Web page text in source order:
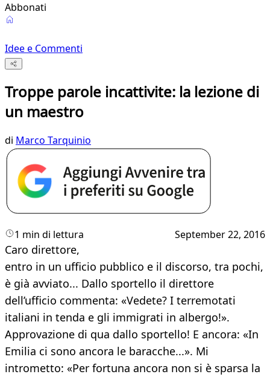
Abbonati
Idee e Commenti
Troppe parole incattivite: la lezione di
un maestro
di Marco Tarquinio
1 min di lettura September 22, 2016
Caro direttore,
entro in un ufficio pubblico e il discorso, tra pochi,
è già avviato... Dallo sportello il direttore
dell’ufficio commenta: «Vedete? I terremotati
italiani in tenda e gli immigrati in albergo!».
Approvazione di qua dallo sportello! E ancora: «In
Emilia ci sono ancora le baracche...». Mi
intrometto: «Per fortuna ancora non si è sparsa la